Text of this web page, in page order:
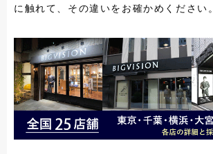
に触れて、その違いをお確かめください。